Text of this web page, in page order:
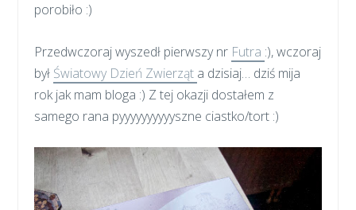
porobiło :)
Przedwczoraj wyszedł pierwszy nr Futra :), wczoraj
był Światowy Dzień Zwierząt a dzisiaj… dziś mija
rok jak mam bloga :) Z tej okazji dostałem z
samego rana pyyyyyyyyyyszne ciastko/tort :)